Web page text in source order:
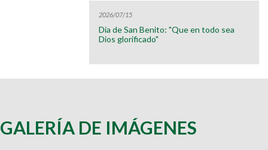
2026/07/15
Día de San Benito: "Que en todo sea
Dios glorificado"
GALERÍA DE IMÁGENES